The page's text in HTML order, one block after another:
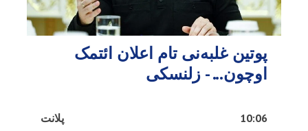
پوتین غلبه‌نی تام اعلان ائتمک
اوچون... - زلنسکی
پلانت 10:06